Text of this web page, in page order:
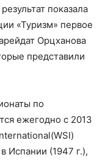
показала
«Туризм» первое
Орцханова
представили
аты по
ежегодно с 2013
(WSI)
Испании (1947 г.),